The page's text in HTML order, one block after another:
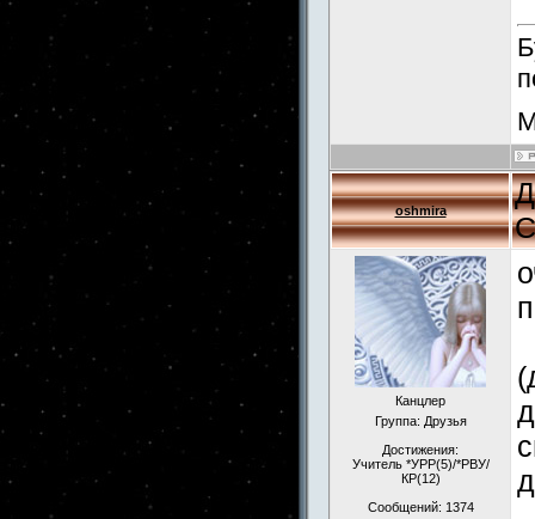
oshmira
Канцлер
Группа: Друзья
Достижения:
Учитель *УРР(5)/*РВУ/
КР(12)
Сообщений: 1374